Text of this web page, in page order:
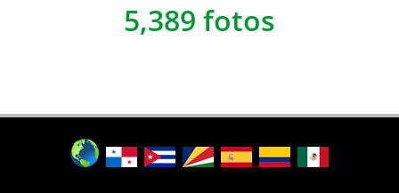
5,389 fotos